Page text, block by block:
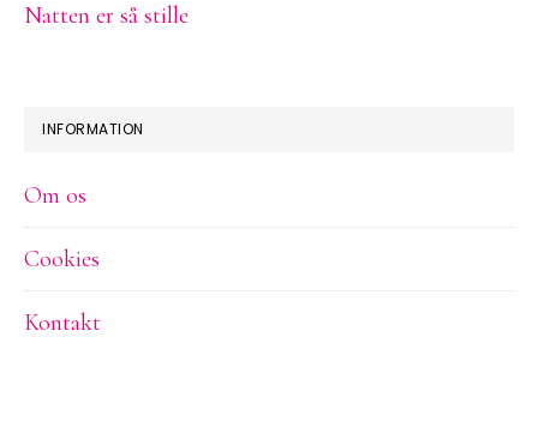
Natten er så stille
INFORMATION
Om os
Cookies
Kontakt